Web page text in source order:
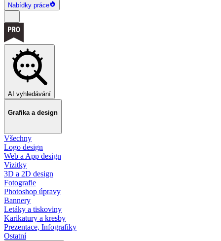
Nabídky práce
AI vyhledávání
Grafika a design
Všechny
Logo design
Web a App design
Vizitky
3D a 2D design
Fotografie
Photoshop úpravy
Bannery
Letáky a tiskoviny
Karikatury a kresby
Prezentace, Infografiky
Ostatní